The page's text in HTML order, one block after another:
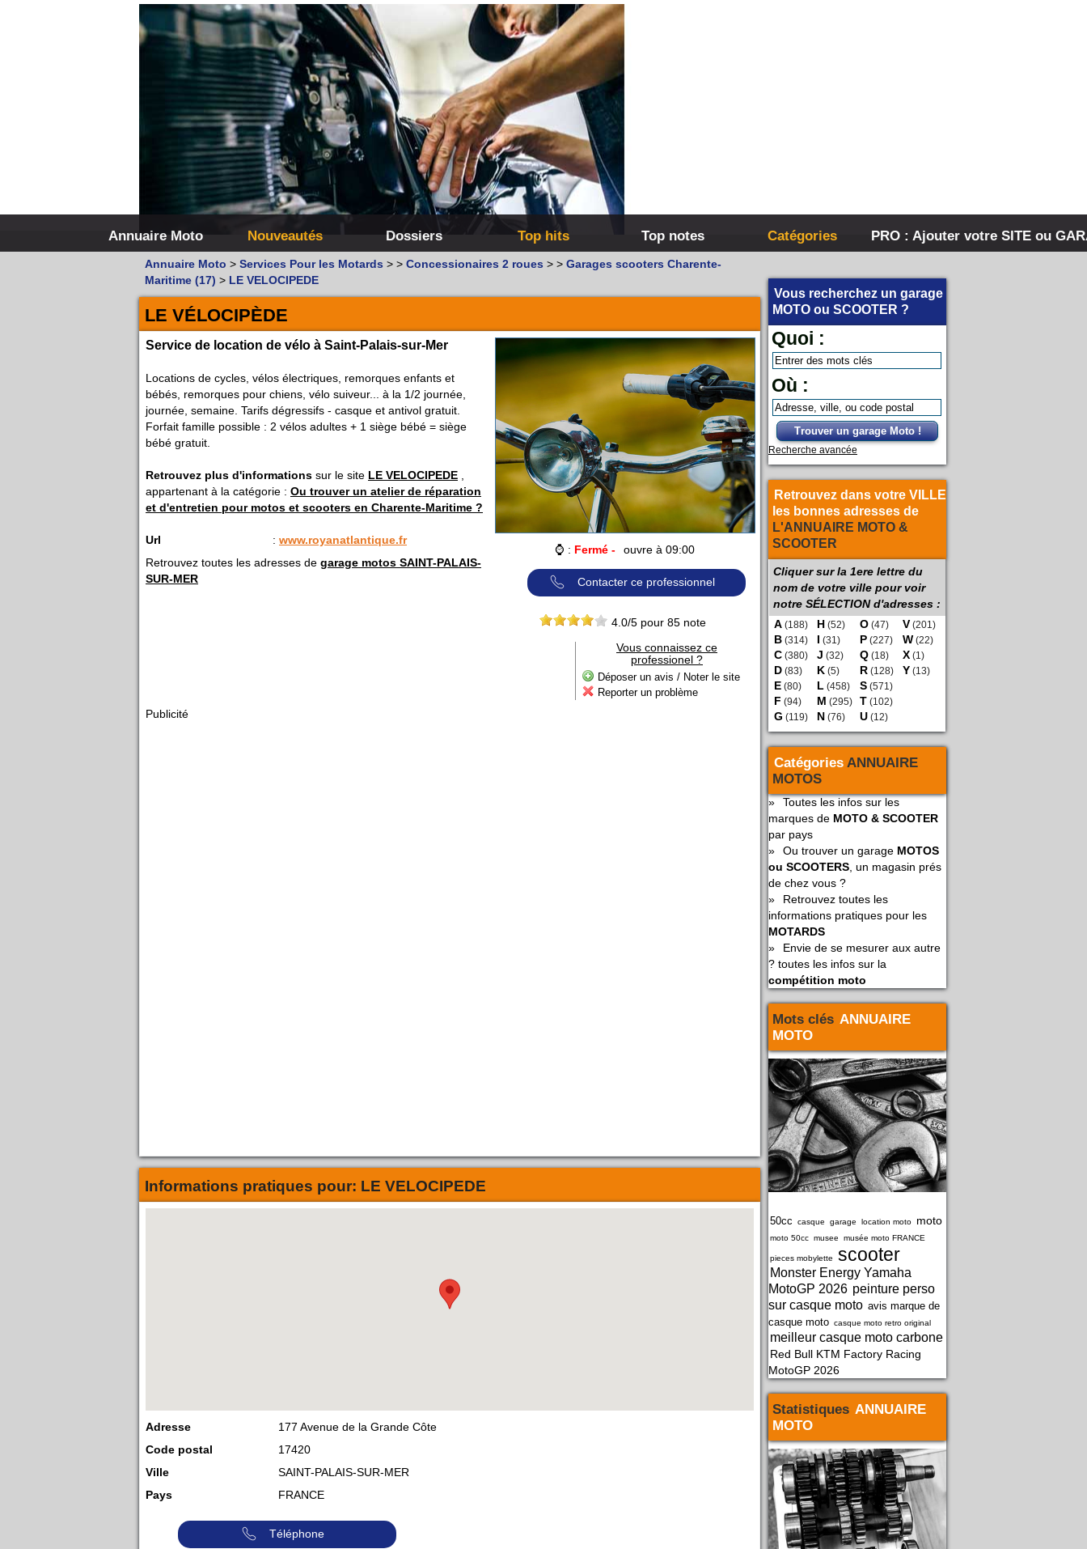
Annuaire Moto Nouveautés Dossiers Top hits Top notes Catégories PRO : Ajouter votre SITE ou
Vous recherchez un garage
MOTO ou SCOOTER ?
Quoi :
Où :
Trouver un garage Moto !
Recherche avancée
Retrouvez dans votre VILLE
les bonnes adresses de
L'ANNUAIRE MOTO &
SCOOTER
Cliquer sur la 1ere lettre du
nom de votre ville pour voir
notre SÉLECTION d'adresses :
A (188)
B (314)
C (380)
D (83)
E (80)
F (94)
G (119)
H (52)
I (31)
J (32)
K (5)
L (458)
M (295)
N (76)
O (47)
P (227)
Q (18)
R (128)
S (571)
T (102)
U (12)
V (201)
W (22)
X (1)
Y (13)
Catégories ANNUAIRE
MOTOS
»
Toutes les infos sur les
marques de MOTO & SCOOTER
par pays
»
Ou trouver un garage MOTOS
ou SCOOTERS , un magasin prés
de chez vous ?
»
Retrouvez toutes les
informations pratiques pour les
MOTARDS
»
Envie de se mesurer aux autre
? toutes les infos sur la
compétition moto
Mots clés ANNUAIRE
MOTO
50cc casque garage location moto moto
moto 50cc musee musée moto FRANCE
pieces mobylette scooter
Monster Energy Yamaha
MotoGP 2026 peinture perso
sur casque moto avis marque de
casque moto casque moto retro original
meilleur casque moto carbone
Red Bull KTM Factory Racing
MotoGP 2026
Statistiques ANNUAIRE
MOTO
Annuaire Moto > Services Pour les Motards > > Concessionaires 2 roues > > Garages scooters Charente-
Maritime (17) > LE VELOCIPEDE
LE VÉLOCIPÈDE
⌚ : Fermé - ouvre à 09:00
Contacter ce professionnel
4.0/5 pour 85 note
Vous connaissez ce
professionel ?
Déposer un avis / Noter le site
Reporter un problème
Service de location de vélo à Saint-Palais-sur-Mer
Locations de cycles, vélos électriques, remorques enfants et
bébés, remorques pour chiens, vélo suiveur... à la 1/2 journée,
journée, semaine. Tarifs dégressifs - casque et antivol gratuit.
Forfait famille possible : 2 vélos adultes + 1 siège bébé = siège
bébé gratuit.
Retrouvez plus d'informations sur le site LE VELOCIPEDE
appartenant à la catégorie : Ou trouver un atelier de réparation
et d'entretien pour motos et scooters en Charente-Maritime ?
Url : www.royanatlantique.fr
Retrouvez toutes les adresses de garage motos SAINT-PALAIS-
SUR-MER
Publicité
Informations pratiques pour: LE VELOCIPEDE
Adresse
177 Avenue de la Grande Côte
Code postal
17420
Ville
SAINT-PALAIS-SUR-MER
Pays
FRANCE
Téléphone